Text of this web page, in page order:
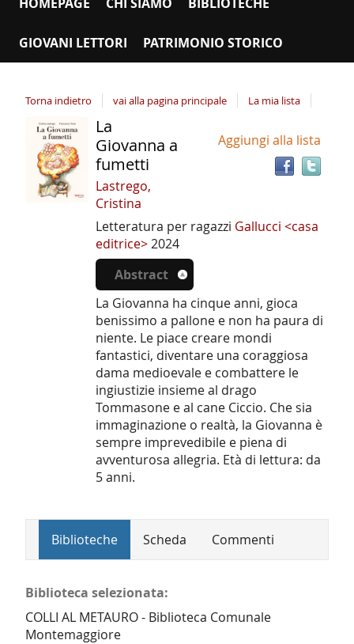
GIOVANI LETTORI PATRIMONIO STORICO
Torna indietro vai alla pagina principale La mia lista
Dettaglio
del
documento
Aggiungi alla lista
La
Giovanna a
fumetti
Lastrego,
Cristina
Letteratura per ragazzi Gallucci <casa
editrice>2024
Abstract
La Giovanna ha cinque anni, gioca
benissimo a pallone e non ha paura di
niente. Le piace creare mondi
fantastici, diventare una coraggiosa
dama medioevale e combattere le
ingiustizie insieme al drago
Tommasone e al cane Ciccio. Che sia
immaginazione o realtà, la Giovanna è
sempre imprevedibile e piena di
avventurosa allegria. Età di lettura: da
5 anni.
Biblioteche Scheda Commenti
Biblioteca selezionata:
COLLI AL METAURO - Biblioteca Comunale
Montemaggiore